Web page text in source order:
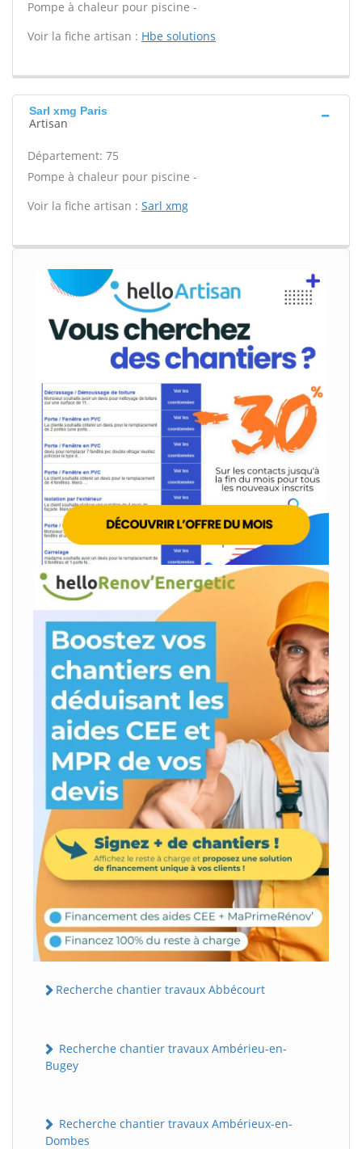
Pompe à chaleur pour piscine -
Voir la fiche artisan : Hbe solutions
Sarl xmg Paris
Artisan
Département: 75
Pompe à chaleur pour piscine -
Voir la fiche artisan : Sarl xmg
Recherche chantier travaux Abbécourt
Recherche chantier travaux Ambérieu-en-
Bugey
Recherche chantier travaux Ambérieux-en-
Dombes